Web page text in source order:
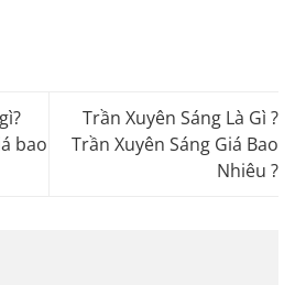
bao
Trần Xuyên Sáng Là Gì ?
Trần Xuyên Sáng Giá Bao
Nhiêu ?